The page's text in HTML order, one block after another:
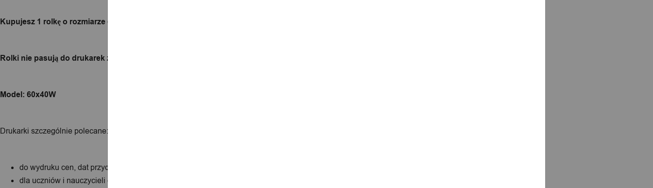
Kupujesz 1 rolkę o rozmiarze etykiet termcznych 60x40mm - 180 sztuk
Rolki nie pasują do drukarek z serii D oraz innych z serii B.
Model: 60x40W
Drukarki szczególnie polecane:
do wydruku cen, dat przydatności w niewielkich sklepach
dla uczniów i nauczycieli do oklejania np. zeszytów